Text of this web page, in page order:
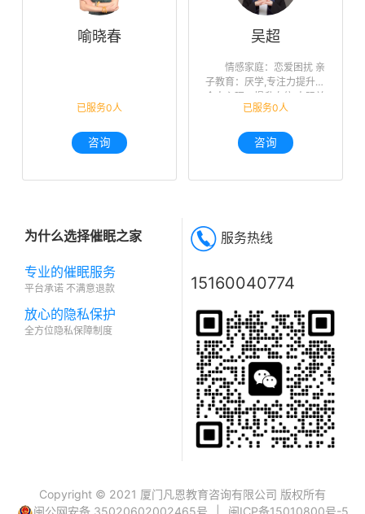
喻晓春
已服务0人
咨询
吴超
情感家庭：恋爱困扰 亲
子教育：厌学,专注力提升
个人心理：提升自信,人际关
系,未来迷茫,职业规划
已服务0人
咨询
为什么选择催眠之家
专业的催眠服务
平台承诺 不满意退款
放心的隐私保护
全方位隐私保障制度
服务热线
15160040774
Copyright © 2021 厦门凡恩教育咨询有限公司 版权所有